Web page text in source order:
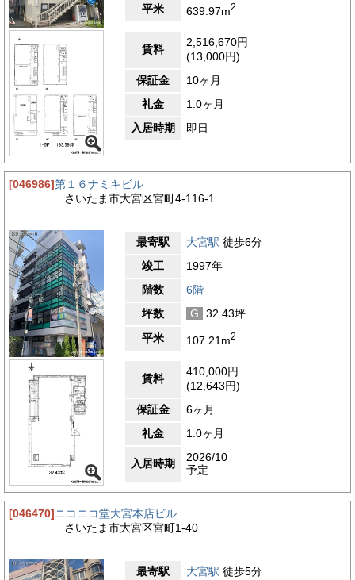
平米
639.97m2
賃料
2,516,670円
(13,000円)
保証金
10ヶ月
礼金
1.0ヶ月
入居時期
即日
[046986]第１６ナミキビル
さいたま市大宮区宮町4-116-1
最寄駅 大宮駅 徒歩6分
竣工
1997年
階数
6階
坪数
G
32.43坪
平米
107.21m2
賃料
410,000円
(12,643円)
保証金
6ヶ月
礼金
1.0ヶ月
入居時期
2026/10
予定
[046470]ニコニコ堂大宮本店ビル
さいたま市大宮区宮町1-40
最寄駅 大宮駅 徒歩5分